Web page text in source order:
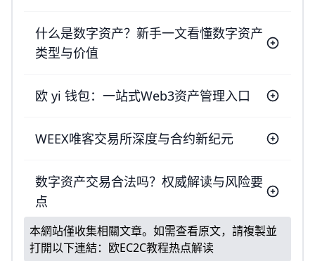
什么是数字资产？新手一文看懂数字资产
类型与价值
欧 yi 钱包：一站式Web3资产管理入口
WEEX唯客交易所深度与合约新纪元
数字资产交易合法吗？权威解读与风险要
点
本網站僅收集相關文章。如需查看原文，請複製並
打開以下連結： 欧eC2C教程热点解读